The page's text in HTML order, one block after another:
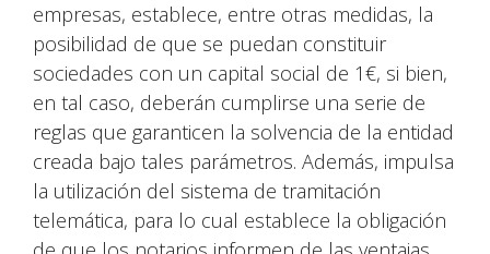
empresas, establece, entre otras medidas, la
posibilidad de que se puedan constituir
sociedades con un capital social de 1€, si bien,
en tal caso, deberán cumplirse una serie de
reglas que garanticen la solvencia de la entidad
creada bajo tales parámetros. Además, impulsa
la utilización del sistema de tramitación
telemática, para lo cual establece la obligación